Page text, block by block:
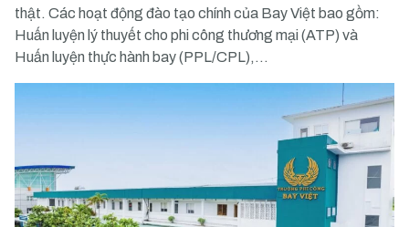
thật. Các hoạt động đào tạo chính của Bay Việt bao gồm:
Huấn luyện lý thuyết cho phi công thương mại (ATP) và
Huấn luyện thực hành bay (PPL/CPL),…